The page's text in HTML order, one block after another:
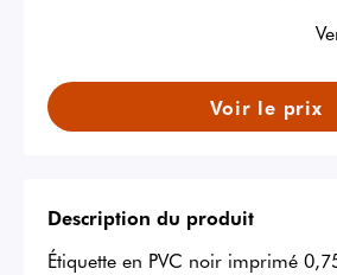
Voir le prix
Description du produit
Étiquette en PVC noir imprimé